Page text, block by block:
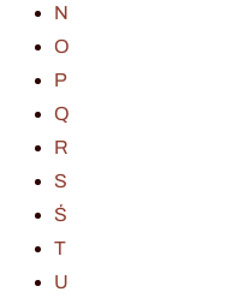
N
O
P
Q
R
S
Ś
T
U